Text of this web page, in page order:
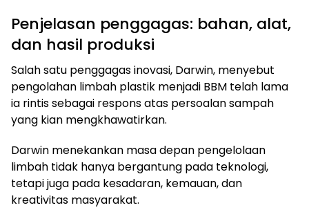
Penjelasan penggagas: bahan, alat,
dan hasil produksi
Salah satu penggagas inovasi, Darwin, menyebut
pengolahan limbah plastik menjadi BBM telah lama
ia rintis sebagai respons atas persoalan sampah
yang kian mengkhawatirkan.
Darwin menekankan masa depan pengelolaan
limbah tidak hanya bergantung pada teknologi,
tetapi juga pada kesadaran, kemauan, dan
kreativitas masyarakat.